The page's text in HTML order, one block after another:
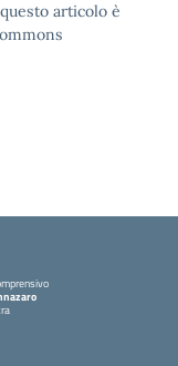
articolo è